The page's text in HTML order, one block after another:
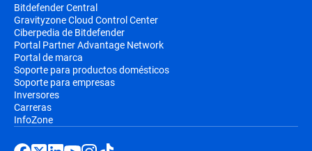
Bitdefender Central
Gravityzone Cloud Control Center
Ciberpedia de Bitdefender
Portal Partner Advantage Network
Portal de marca
Soporte para productos domésticos
Soporte para empresas
Inversores
Carreras
InfoZone